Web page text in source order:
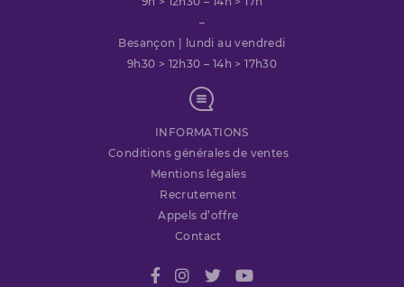
–
Besançon | lundi au vendredi
9h30 > 12h30 – 14h > 17h30
INFORMATIONS
Conditions générales de ventes
Mentions légales
Recrutement
Appels d’offre
Contact